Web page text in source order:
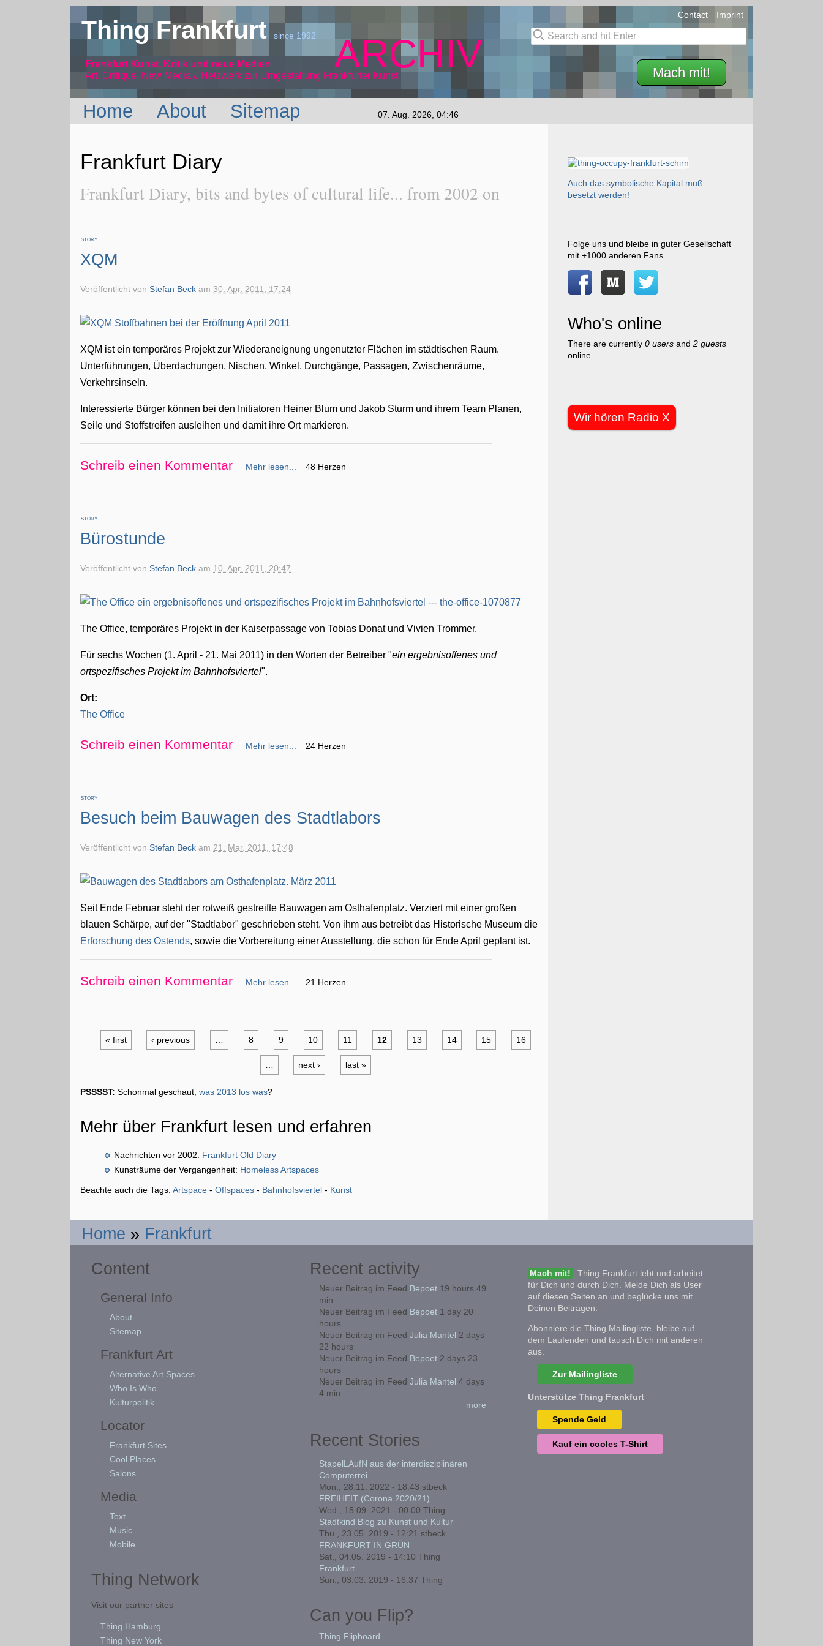
Thing Frankfurtsince 1992
Frankfurt Kunst, Kritik und neue Medien
Art, Critique, New Media // Netzwerk
ARCHIV
zur Umgestaltung Frankfurter Kunst Mach mit!
Contact Imprint
Home About Sitemap 07. Aug. 2026, 04:46
Frankfurt Diary
Frankfurt Diary, bits and bytes of cultural life... from 2002 on
STORY
XQM
Veröffentlicht vonStefan Beck am 30. Apr. 2011, 17:24
XQM ist ein temporäres Projekt zur Wiederaneignung ungenutzter Flächen im städtischen Raum.
Unterführungen, Überdachungen, Nischen, Winkel, Durchgänge, Passagen, Zwischenräume,
Verkehrsinseln.
Interessierte Bürger können bei den Initiatoren Heiner Blum und Jakob Sturm und ihrem Team Planen,
Seile und Stoffstreifen ausleihen und damit ihre Ort markieren.
Schreib einen Kommentar Mehr lesen... 48 Herzen
STORY
Bürostunde
Veröffentlicht vonStefan Beck am 10. Apr. 2011, 20:47
The Office, temporäres Projekt in der Kaiserpassage von Tobias Donat und Vivien Trommer.
Für sechs Wochen (1. April - 21. Mai 2011) in den Worten der Betreiber "ein ergebnisoffenes und
ortspezifisches Projekt im Bahnhofsviertel".
Ort:
The Office
Schreib einen Kommentar Mehr lesen... 24 Herzen
STORY
Besuch beim Bauwagen des Stadtlabors
Veröffentlicht vonStefan Beck am21. Mar. 2011, 17:48
Seit Ende Februar steht der rotweiß gestreifte Bauwagen am Osthafenplatz. Verziert mit einer großen
blauen Schärpe, auf der "Stadtlabor" geschrieben steht. Von ihm aus betreibt das Historische Museum die
Erforschung des Ostends, sowie die Vorbereitung einer Ausstellung, die schon für Ende April geplant ist.
Schreib einen Kommentar Mehr lesen... 21 Herzen
« first ‹ previous 8 9 10 11 12 13 14 15 16
next › last »
PSSSST: Schonmal geschaut,was 2013 los was?
Mehr über Frankfurt lesen und erfahren
Nachrichten vor 2002: Frankfurt Old Diary
Kunsträume der Vergangenheit: Homeless Artspaces
Beachte auch die Tags:Artspace -Offspaces - Bahnhofsviertel - Kunst
Auch das symbolische Kapital muß
besetzt werden!
Folge uns und bleibe in guter Gesellschaft
mit +1000 anderen Fans.
Who's online
There are currently 0 usersand 2 guests
online.
Wir hören Radio X
Home » Frankfurt
Content
General Info
About
Sitemap
Frankfurt Art
Alternative Art Spaces
Who Is Who
Kulturpolitik
Locator
Frankfurt Sites
Cool Places
Salons
Media
Text
Music
Mobile
Thing Network
Visit our partner sites
Thing Hamburg
Thing New York
Recent activity
Neuer Beitrag im Feed Bepoet19 hours 49
min
Neuer Beitrag im Feed Bepoet1 day 20
hours
Neuer Beitrag im Feed Julia Mantel 2 days
22 hours
Neuer Beitrag im Feed Bepoet2 days 23
hours
Neuer Beitrag im Feed Julia Mantel 4 days
4 min
more
Recent Stories
StapelLAufN aus der interdisziplinären
Computerrei
Mon., 28.11. 2022 - 18:43 stbeck
FREIHEIT (Corona 2020/21)
Wed., 15.09. 2021 - 00:00 Thing
Stadtkind Blog zu Kunst und Kultur
Thu., 23.05. 2019 - 12:21 stbeck
FRANKFURT IN GRÜN
Sat., 04.05. 2019 - 14:10 Thing
Frankfurt
Sun., 03.03. 2019 - 16:37 Thing
Can you Flip?
Thing Flipboard
Mach mit!
Thing Frankfurt lebt und arbeitet
für Dich und durch Dich. Melde Dich als User
auf diesen Seiten an und beglücke uns mit
Deinen Beiträgen.
Abonniere die Thing Mailingliste, bleibe auf
dem Laufenden und tausch Dich mit anderen
aus.
Zur Mailingliste
Unterstütze Thing Frankfurt
Spende Geld
Kauf ein cooles T-Shirt